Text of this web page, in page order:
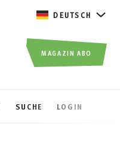
DEUTSCH
SUCHE LOGIN
MAGAZIN ABO